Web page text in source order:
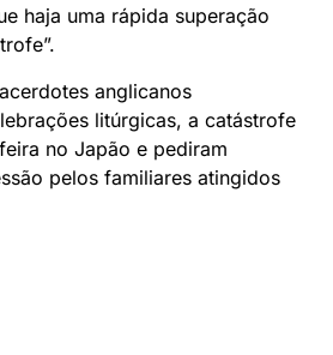
haja uma rápida superação
anglicanos
litúrgicas, a catástrofe
no Japão e pediram
pelos familiares atingidos